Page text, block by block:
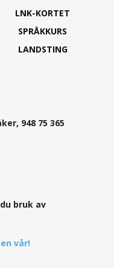
LNK-KORTET
SPRÅKKURS
LANDSTING
948 75 365
bruk av
vår!